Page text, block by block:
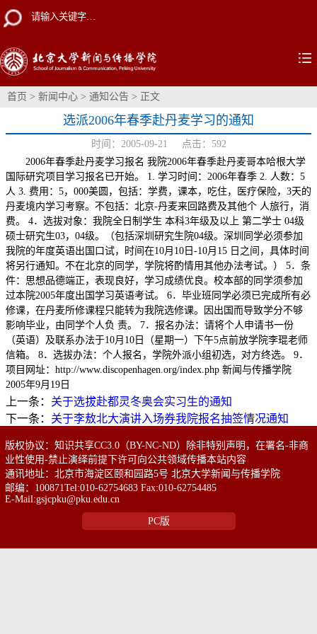
首页 > 新闻中心 > 通知公告 > 正文
选派2006年春季赴丹麦学习的通知
时间：2005-09-21 点击： 592
2006年春季赴丹麦学习报名 我院2006年春季赴丹麦哥本哈根大学
国际研究项目学习报名已开始。 1. 学习时间：2006年春季 2. 人数：5
人 3. 费用：5，000美圆，包括：学费，课本，吃住，医疗保险，3天的
丹麦境内学习考察。不包括：北京-丹麦来回路费及其他个 人旅行，消
费。 4．选拔对象：我院全日制学生 本科3年级及以上 第二学士 04级
硕士研究生03，04级。（包括深圳研究生院04级。深圳同学必须参加
我院的年度英语出国口试，时间在10月10日-10月15 日之间，具体时间
将另行通知。不在北京的同学，学院将酌情用其他办法考试。） 5．条
件：思想品德端正，表现良好，学习成绩优良。校本部的同学须参加
过本院2005年度出国学习英语考试。 6．毕业班同学必须已完成所有必
修课，在丹麦所修课程只能转为我院选修课。因出国而导致学分不够
影响毕业，由同学个人负 责。 7．报名办法：请将个人申请书一份
（英语）及联系办法于10月10日（星期一）下午5点前放学院李琨老师
信箱。 8．选拔办法：个人报名，学院外派小组初选，对方终选。 9．
项目网址：http://www.discopenhagen.org/index.php 新闻与传播学院
2005年9月19日
上一条： 关于选拔赴都灵冬奥会实习生的通知
下一条： 关于李敖北大演讲入场券我院报名抽签情况通知
版权协议：知识共享CC3.0（BY-NC-ND）除非特别声明，在署名-非商
业性使用-禁止演绎前提下许可向公共领域传播本站内容
通讯地址：北京市海淀区颐和园路5号 北京大学新闻与传播学院
邮编：100871Tel:010-62754683 Fax:010-62754485
E-Mail:gsjcpku@pku.edu.cn
PC版